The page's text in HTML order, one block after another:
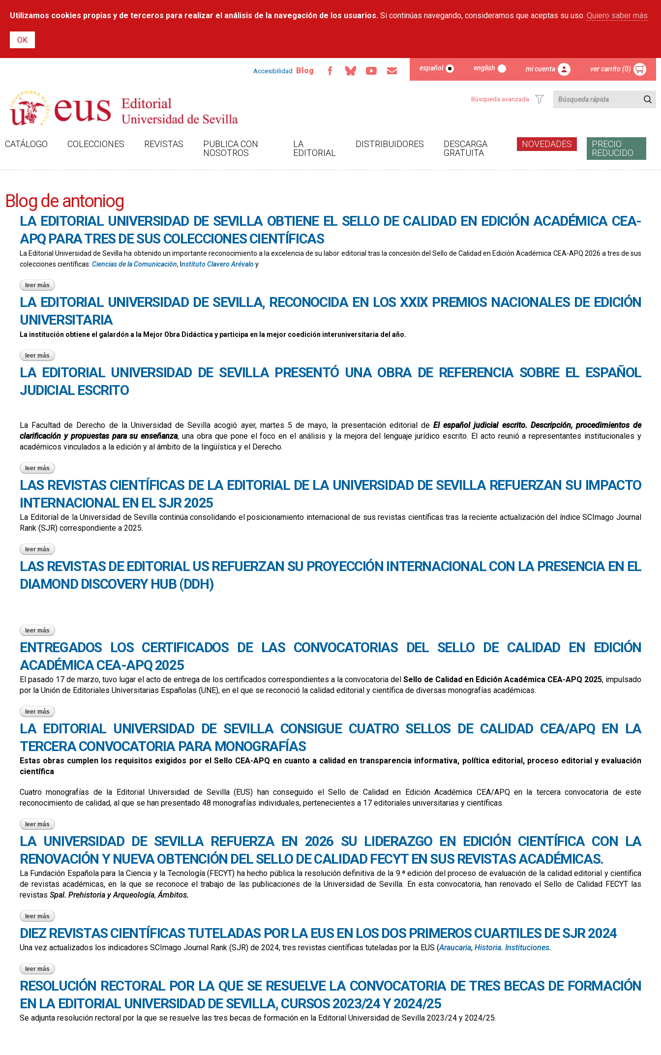
contenido
Utilizamos cookies propias y de terceros para realizar el análisis de la navegación de los usuarios. Si continúas navegando, consideramos que aceptas su uso. Quiero saber más
Accesibilidad Blog español english mi cuenta ver carrito (0)
Búsqueda avanzada
CATÁLOGO COLECCIONES REVISTAS
PUBLICA CON
NOSOTROS
LA
EDITORIAL
DISTRIBUIDORES
DESCARGA
GRATUITA
NOVEDADES
PRECIO
REDUCIDO
Blog de antoniog
LA EDITORIAL UNIVERSIDAD DE SEVILLA OBTIENE EL SELLO DE CALIDAD EN EDICIÓN ACADÉMICA CEA-
APQ PARA TRES DE SUS COLECCIONES CIENTÍFICAS
La Editorial Universidad de Sevilla ha obtenido un importante reconocimiento a la excelencia de su labor editorial tras la concesión del Sello de Calidad en Edición Académica CEA-APQ 2026 a tres de sus
colecciones científicas: Ciencias de la Comunicación, I nstituto Clavero Arévaloy
leer más sobre la editorial universidad de sevilla obtiene el sello de calidad en edición académica cea-apq para tres de sus colecciones científicas
LA EDITORIAL UNIVERSIDAD DE SEVILLA, RECONOCIDA EN LOS XXIX PREMIOS NACIONALES DE EDICIÓN
UNIVERSITARIA
La institución obtiene el galardón a la Mejor Obra Didáctica y participa en la mejor coedición interuniversitaria del año.
leer más sobre la editorial universidad de sevilla, reconocida en los xxix premios nacionales de edición universitaria
LA EDITORIAL UNIVERSIDAD DE SEVILLA PRESENTÓ UNA OBRA DE REFERENCIA SOBRE EL ESPAÑOL
JUDICIAL ESCRITO
La Facultad de Derecho de la Universidad de Sevilla acogió ayer, martes 5 de mayo, la presentación editorial deEl español judicial escrito. Descripción, procedimientos de
clarificación y propuestas para su enseñanza, una obra que pone el foco en el análisis y la mejora del lenguaje jurídico escrito. El acto reunió a representantes institucionales y
académicos vinculados a la edición y al ámbito de la lingüística y el Derecho.
leer más sobre la editorial universidad de sevilla presentó una obra de referencia sobre el español judicial escrito
LAS REVISTAS CIENTÍFICAS DE LA EDITORIAL DE LA UNIVERSIDAD DE SEVILLA REFUERZAN SU IMPACTO
INTERNACIONAL EN EL SJR 2025
La Editorial de la Universidad de Sevilla continúa consolidando el posicionamiento internacional de sus revistas científicas tras la reciente actualización del índice SCImago Journal
Rank (SJR) correspondiente a 2025.
leer más sobre las revistas científicas de la editorial de la universidad de sevilla refuerzan su impacto internacional en el sjr 2025
LAS REVISTAS DE EDITORIAL US REFUERZAN SU PROYECCIÓN INTERNACIONAL CON LA PRESENCIA EN EL
DIAMOND DISCOVERY HUB (DDH)
leer más sobre las revistas de editorial us refuerzan su proyección internacional con la presencia en el diamond discovery hub (ddh)
ENTREGADOS LOS CERTIFICADOS DE LAS CONVOCATORIAS DEL SELLO DE CALIDAD EN EDICIÓN
ACADÉMICA CEA-APQ 2025
El pasado 17 de marzo, tuvo lugar el acto de entrega de los certificados correspondientes a la convocatoria del Sello de Calidad en Edición Académica CEA-APQ 2025, impulsado
por la Unión de Editoriales Universitarias Españolas (UNE), en el que se reconoció la calidad editorial y científica de diversas monografías académicas.
leer más sobre entregados los certificados de las convocatorias del sello de calidad en edición académica cea-apq 2025
LA EDITORIAL UNIVERSIDAD DE SEVILLA CONSIGUE CUATRO SELLOS DE CALIDAD CEA/APQ EN LA
TERCERA CONVOCATORIA PARA MONOGRAFÍAS
Estas obras cumplen los requisitos exigidos por el Sello CEA-APQ en cuanto a calidad en transparencia informativa, política editorial, proceso editorial y evaluación
científica
Cuatro monografías de la Editorial Universidad de Sevilla (EUS) han conseguido el Sello de Calidad en Edición Académica CEA/APQ en la tercera convocatoria de este
reconocimiento de calidad, al que se han presentado 48 monografías individuales, pertenecientes a 17 editoriales universitarias y científicas.
leer más sobre la editorial universidad de sevilla consigue cuatro sellos de calidad cea/apq en la tercera convocatoria para monografías
LA UNIVERSIDAD DE SEVILLA REFUERZA EN 2026 SU LIDERAZGO EN EDICIÓN CIENTÍFICA CON LA
RENOVACIÓN Y NUEVA OBTENCIÓN DEL SELLO DE CALIDAD FECYT EN SUS REVISTAS ACADÉMICAS.
La Fundación Española para la Ciencia y la Tecnología (FECYT) ha hecho pública la resolución definitiva de la 9.ª edición del proceso de evaluación de la calidad editorial y científica
de revistas académicas, en la que se reconoce el trabajo de las publicaciones de la Universidad de Sevilla. En esta convocatoria, han renovado el Sello de Calidad FECYT las
revistas Spal. Prehistoria y Arqueología,Ámbitos.
leer más sobre la universidad de sevilla refuerza en 2026 su liderazgo en edición científica con la renovación y nueva obtención del sello de calidad fecyt en sus revistas académicas.
DIEZ REVISTAS CIENTÍFICAS TUTELADAS POR LA EUS EN LOS DOS PRIMEROS CUARTILES DE SJR 2024
Una vez actualizados los indicadores SCImago Journal Rank (SJR) de 2024, tres revistas científicas tuteladas por la EUS (Araucaria, Historia. Instituciones.
leer más sobre diez revistas científicas tuteladas por la eus en los dos primeros cuartiles de sjr 2024
RESOLUCIÓN RECTORAL POR LA QUE SE RESUELVE LA CONVOCATORIA DE TRES BECAS DE FORMACIÓN
EN LA EDITORIAL UNIVERSIDAD DE SEVILLA, CURSOS 2023/24 Y 2024/25
Se adjunta resolución rectoral por la que se resuelve las tres becas de formación en la Editorial Universidad de Sevilla 2023/24 y 2024/25.